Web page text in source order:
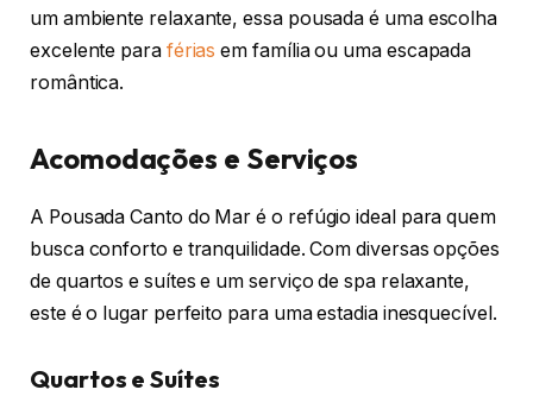
um ambiente relaxante, essa pousada é uma escolha
excelente para férias em família ou uma escapada
romântica.
Acomodações e Serviços
A Pousada Canto do Mar é o refúgio ideal para quem
busca conforto e tranquilidade. Com diversas opções
de quartos e suítes e um serviço de spa relaxante,
este é o lugar perfeito para uma estadia inesquecível.
Quartos e Suítes